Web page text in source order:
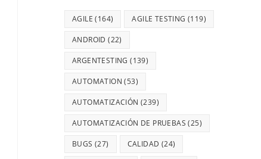
AGILE (164) AGILE TESTING (119)
ANDROID (22)
ARGENTESTING (139)
AUTOMATION (53)
AUTOMATIZACIÓN (239)
AUTOMATIZACIÓN DE PRUEBAS (25)
BUGS (27) CALIDAD (24)